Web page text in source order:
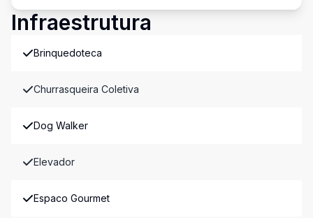
Infraestrutura
Brinquedoteca
Churrasqueira Coletiva
Dog Walker
Elevador
Espaco Gourmet